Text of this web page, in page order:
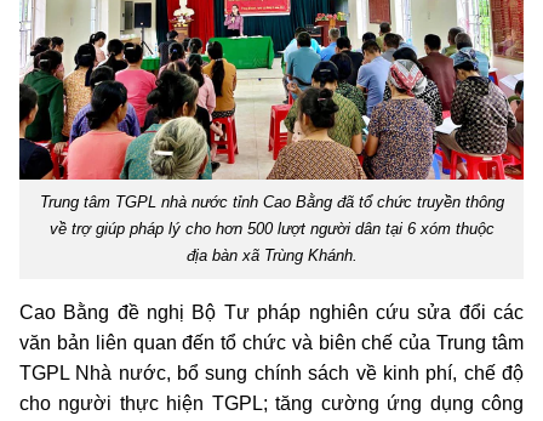
Trung tâm TGPL nhà nước tỉnh Cao Bằng đã tổ chức truyền thông
về trợ giúp pháp lý cho hơn 500 lượt người dân tại 6 xóm thuộc
địa bàn xã Trùng Khánh.
Cao Bằng đề nghị Bộ Tư pháp nghiên cứu sửa đổi các
văn bản liên quan đến tổ chức và biên chế của Trung tâm
TGPL Nhà nước, bổ sung chính sách về kinh phí, chế độ
cho người thực hiện TGPL; tăng cường ứng dụng công